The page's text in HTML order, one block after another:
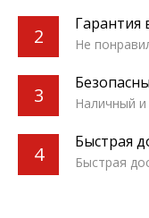
2
Гарантия
Не
3 Наличный
4
Быстрая
Быстрая